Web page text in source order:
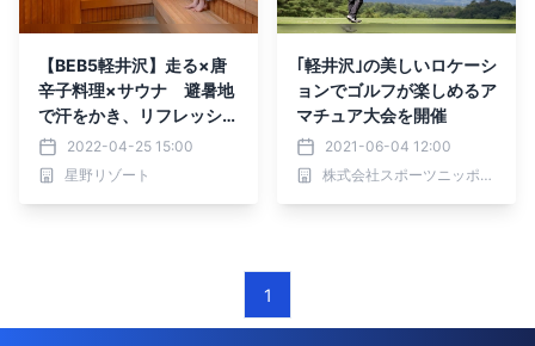
【BEB5軽井沢】走る×唐
辛子料理×サウナ 避暑地
で汗をかき、リフレッシュ
する「いい汗かき滞在」販
売｜期間：2022年6月1日
～8月31日
2022-04-25 15:00
星野リゾート
｢軽井沢｣の美しいロケーシ
ョンでゴルフが楽しめるア
マチュア大会を開催
2021-06-04 12:00
株式会社スポーツニッポン新聞社
1